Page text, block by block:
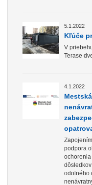
5.1.2022
Kľúče
V
Terase
4.1.2022
podpora
ochorenia
odolného